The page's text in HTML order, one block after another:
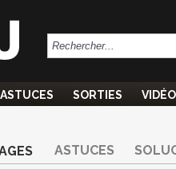
ASTUCES SORTIES
ASTUCES